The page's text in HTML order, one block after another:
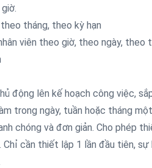
tháng, theo kỳ hạn
viên theo giờ, theo ngày, theo
động lên kế hoạch công việc,
trong ngày, tuần hoặc tháng
chóng và đơn giản. Cho phép
Chỉ cần thiết lập 1 lần đầu tiên,